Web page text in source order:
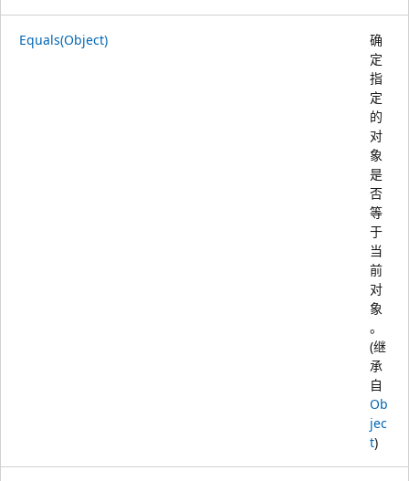
Equals(Object)
确
定
指
定
的
对
象
是
否
等
于
当
前
对
象
。
(继
承
自
Ob
jec
t)